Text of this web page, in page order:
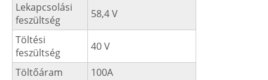
Lekapcsolási
feszültség
58,4 V
Töltési
feszültség
40 V
Töltőáram
100A